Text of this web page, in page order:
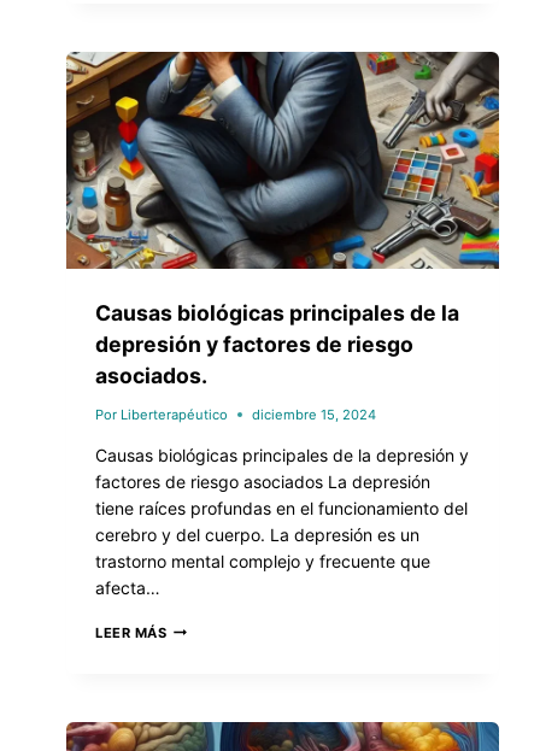
Causas biológicas principales de la
depresión y factores de riesgo
asociados.
Por Liberterapéutico diciembre 15, 2024
Causas biológicas principales de la depresión y
factores de riesgo asociados La depresión
tiene raíces profundas en el funcionamiento del
cerebro y del cuerpo. La depresión es un
trastorno mental complejo y frecuente que
afecta…
LEER MÁS